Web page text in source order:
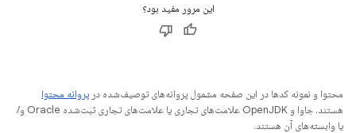
این مرور مفید بود؟
محتوا و نمونه کدها در این صفحه مشمول پروانه‌های توصیف‌شده در پروانه محتوا
هستند. جاوا و OpenJDK علامت‌های تجاری یا علامت‌های تجاری ثبت‌شده Oracle و/
یا وابسته‌های آن هستند.